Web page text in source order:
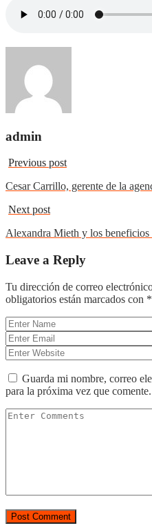
admin
Previous post
Cesar Carrillo, gerente de la
Next post
Alexandra Mieth y los
Leave a Reply
Tu dirección de correo
obligatorios están marcados con *
Guarda mi nombre, correo
para la próxima vez que comente.